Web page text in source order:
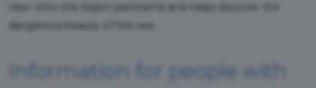
view onto the Sopot panorama and helps discover the
dangerous beauty of the sea.
Information for people with